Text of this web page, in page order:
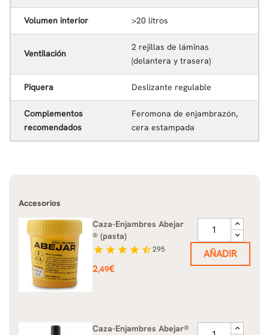
Volumen interior >20 litros
Ventilación
2 rejillas de láminas
(delantera y trasera)
Piquera Deslizante regulable
Complementos
recomendados
Feromona de enjambrazón,
cera estampada
Accesorios
Caza-Enjambres Abejar
® (pasta)
star star star star star_half295
Precio
2,49€
AÑADIR
Caza-Enjambres Abejar®